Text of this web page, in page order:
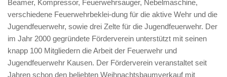
Beamer, Kompressor, Feuerwehrsauger, Nebelmaschine,
verschiedene Feuerwehrbeklei-dung für die aktive Wehr und die
Jugendfeuerwehr, sowie drei Zelte für die Jugendfeuerwehr. Der
im Jahr 2000 gegründete Förderverein unterstützt mit seinen
knapp 100 Mitgliedern die Arbeit der Feuerwehr und
Jugendfeuerwehr Kausen. Der Förderverein veranstaltet seit
Jahren schon den beliebten Weihnachtsbaumverkauf mit